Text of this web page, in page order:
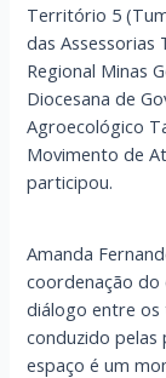
Território 5
das Assessorias
Regional Minas
Diocesana de
Agroecológico
Movimento de
participou.
Amanda
coordenação
diálogo entre
conduzido pelas
espaço é um